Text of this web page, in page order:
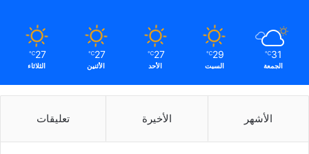
31
℃
الجمعة
29
℃
السبت
27
℃
الأحد
27
℃
الأثنين
27
℃
الثلاثاء
الأشهر الأخيرة تعليقات